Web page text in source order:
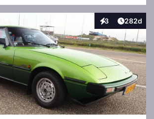
3
Interaktionen
Artikel
282d